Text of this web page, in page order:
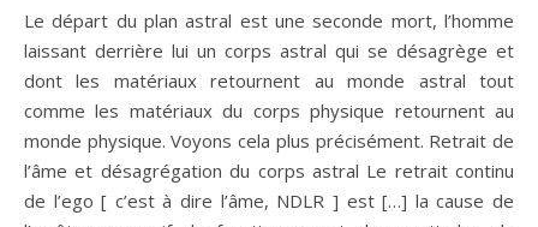
Le départ du plan astral est une seconde mort, l’homme
laissant derrière lui un corps astral qui se désagrège et
dont les matériaux retournent au monde astral tout
comme les matériaux du corps physique retournent au
monde physique. Voyons cela plus précisément. Retrait de
l’âme et désagrégation du corps astral Le retrait continu
de l’ego [ c’est à dire l’âme, NDLR ] est […] la cause de